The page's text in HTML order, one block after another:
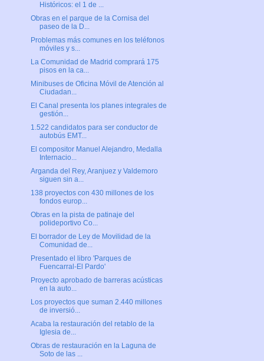
Históricos: el 1 de ...
Obras en el parque de la Cornisa del
paseo de la D...
Problemas más comunes en los teléfonos
móviles y s...
La Comunidad de Madrid comprará 175
pisos en la ca...
Minibuses de Oficina Móvil de Atención al
Ciudadan...
El Canal presenta los planes integrales de
gestión...
1.522 candidatos para ser conductor de
autobús EMT...
El compositor Manuel Alejandro, Medalla
Internacio...
Arganda del Rey, Aranjuez y Valdemoro
siguen sin a...
138 proyectos con 430 millones de los
fondos europ...
Obras en la pista de patinaje del
polideportivo Co...
El borrador de Ley de Movilidad de la
Comunidad de...
Presentado el libro 'Parques de
Fuencarral-El Pardo'
Proyecto aprobado de barreras acústicas
en la auto...
Los proyectos que suman 2.440 millones
de inversió...
Acaba la restauración del retablo de la
Iglesia de...
Obras de restauración en la Laguna de
Soto de las ...